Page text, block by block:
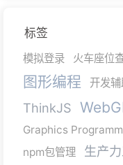
标签
模拟登录 火车座位
图形编程 开发
ThinkJS
Graphics
npm包管理
生产